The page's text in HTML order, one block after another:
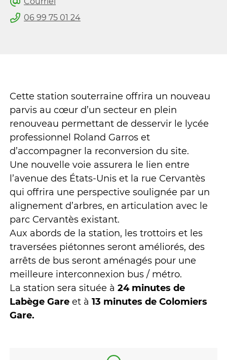
06 99 75 01 24
Cette station souterraine offrira un nouveau
parvis au cœur d’un secteur en plein
renouveau permettant de desservir le lycée
professionnel Roland Garros et
d’accompagner la reconversion du site.
Une nouvelle voie assurera le lien entre
l’avenue des États-Unis et la rue Cervantès
qui offrira une perspective soulignée par un
alignement d’arbres, en articulation avec le
parc Cervantès existant.
Aux abords de la station, les trottoirs et les
traversées piétonnes seront améliorés, des
arrêts de bus seront aménagés pour une
meilleure interconnexion bus / métro.
La station sera située à 24 minutes de
Labège Gare et à 13 minutes de Colomiers
Gare.